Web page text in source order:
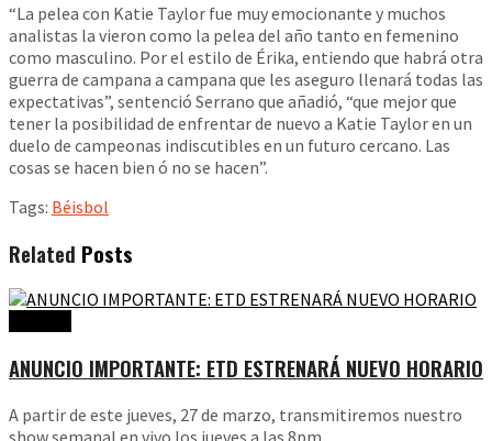
“La pelea con Katie Taylor fue muy emocionante y muchos
analistas la vieron como la pelea del año tanto en femenino
como masculino. Por el estilo de Érika, entiendo que habrá otra
guerra de campana a campana que les aseguro llenará todas las
expectativas”, sentenció Serrano que añadió, “que mejor que
tener la posibilidad de enfrentar de nuevo a Katie Taylor en un
duelo de campeonas indiscutibles en un futuro cercano. Las
cosas se hacen bien ó no se hacen”.
Tags: Béisbol
Related Posts
ANUNCIO IMPORTANTE: ETD ESTRENARÁ NUEVO HORARIO
A partir de este jueves, 27 de marzo, transmitiremos nuestro
show semanal en vivo los jueves a las 8pm...